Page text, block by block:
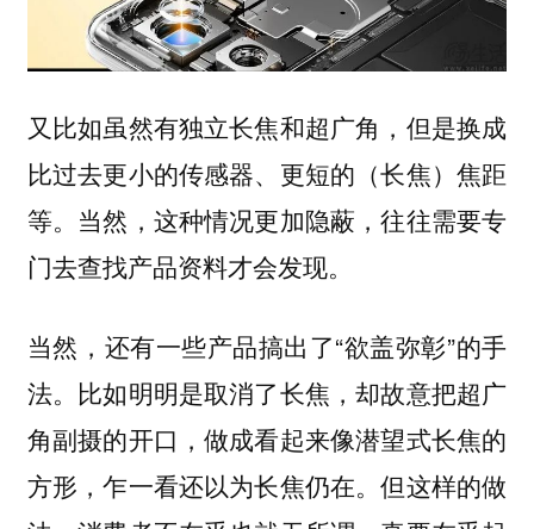
又比如虽然有独立长焦和超广角，但是换成
比过去更小的传感器、更短的（长焦）焦距
等。当然，这种情况更加隐蔽，往往需要专
门去查找产品资料才会发现。
当然，还有一些产品搞出了“欲盖弥彰”的手
法。比如明明是取消了长焦，却故意把超广
角副摄的开口，做成看起来像潜望式长焦的
方形，乍一看还以为长焦仍在。但这样的做